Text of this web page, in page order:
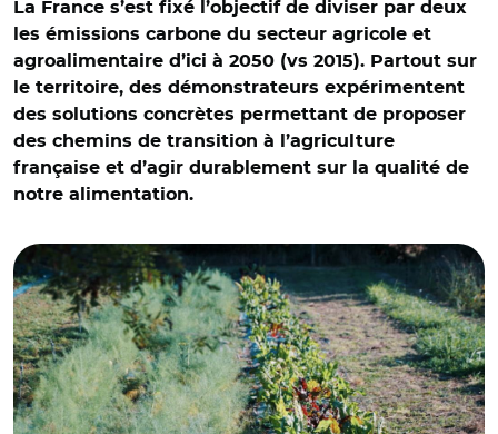
La France s’est fixé l’objectif de diviser par deux
les émissions carbone du secteur agricole et
agroalimentaire d’ici à 2050 (vs 2015). Partout sur
le territoire, des démonstrateurs expérimentent
des solutions concrètes permettant de proposer
des chemins de transition à l’agriculture
française et d’agir durablement sur la qualité de
notre alimentation.